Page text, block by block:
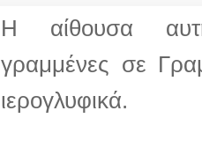
Η αίθουσα
γραμμένες σε
ιερογλυφικά.